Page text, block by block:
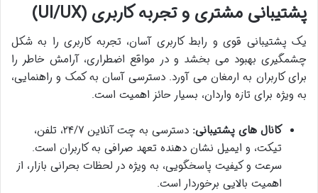
پشتیبانی مشتری و تجربه کاربری (UI/UX)
یک پشتیبانی قوی و رابط کاربری آسان، تجربه کاربری را به شکل
چشمگیری بهبود می بخشد و در مواقع اضطراری، آرامش خاطر را
برای کاربران به ارمغان می آورد. دسترسی آسان به کمک و راهنمایی،
به ویژه برای تازه واردان، بسیار حائز اهمیت است.
کانال های پشتیبانی:
دسترسی به چت آنلاین ۲۴/۷، تلفن،
تیکت، و ایمیل نشان دهنده تعهد صرافی به کاربران است.
سرعت و کیفیت پاسخگویی، به ویژه در لحظات بحرانی بازار، از
اهمیت بالایی برخوردار است.